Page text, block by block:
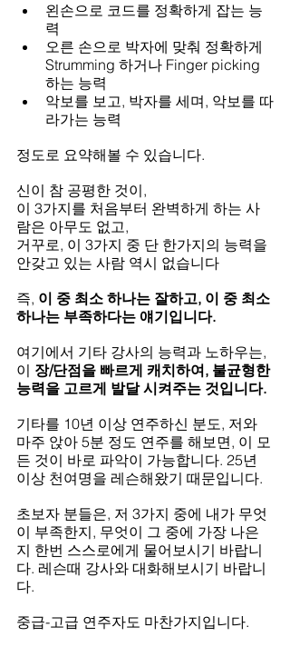
왼손으로 코드를 정확하게 잡는 능
력
오른 손으로 박자에 맞춰 정확하게
Strumming 하거나 Finger picking
하는 능력
악보를 보고, 박자를 세며, 악보를 따
라가는 능력
정도로 요약해볼 수 있습니다.
신이 참 공평한 것이,
이 3가지를 처음부터 완벽하게 하는 사
람은 아무도 없고,
거꾸로, 이 3가지 중 단 한가지의 능력을
안갖고 있는 사람 역시 없습니다
즉, 이 중 최소 하나는 잘하고, 이 중 최소
하나는 부족하다는 얘기입니다.
여기에서 기타 강사의 능력과 노하우는,
이 장/단점을 빠르게 캐치하여, 불균형한
능력을 고르게 발달 시켜주는 것입니다.
기타를 10년 이상 연주하신 분도, 저와
마주 앉아 5분 정도 연주를 해보면, 이 모
든 것이 바로 파악이 가능합니다. 25년
이상 천여명을 레슨해왔기 때문입니다.
초보자 분들은, 저 3가지 중에 내가 무엇
이 부족한지, 무엇이 그 중에 가장 나은
지 한번 스스로에게 물어보시기 바랍니
다. 레슨때 강사와 대화해보시기 바랍니
다.
중급-고급 연주자도 마찬가지입니다.